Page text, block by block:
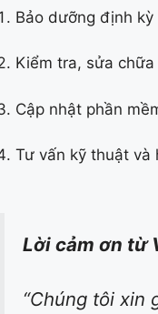
Bảo dưỡng định
Kiểm tra, sửa chữa
Cập nhật phần
Tư vấn kỹ thuật và
Lời cảm ơn từ
“Chúng tôi xin